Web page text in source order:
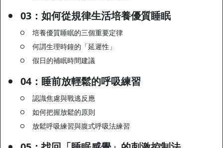
03：如何從規律生活培養優質睡眠
培養優質睡眠的三個重要定律
何謂生理時鐘的「延遲性」
假日的補眠時間建議
04：睡前放輕鬆的呼吸練習
認識焦慮與戰逃反應
如何把握放鬆的原則
放鬆呼吸練習與腹式呼吸法練習